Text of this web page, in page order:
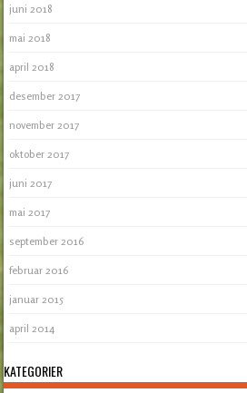
juni 2018
mai 2018
april 2018
desember 2017
november 2017
oktober 2017
juni 2017
mai 2017
september 2016
februar 2016
januar 2015
april 2014
KATEGORIER